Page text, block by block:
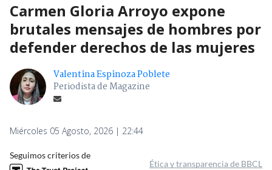
Carmen Gloria Arroyo expone
brutales mensajes de hombres por
defender derechos de las mujeres
Valentina Espinoza Poblete
Periodista de Magazine
Miércoles 05 Agosto, 2026 | 22:44
Seguimos criterios de
Ética y transparencia de BBCL